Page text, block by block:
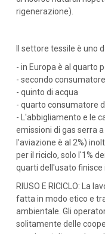
rigenerazione).
Il settore tessile è uno
- in Europa è al quarto
- secondo
- quinto di acqua
- quarto consumatore
- L'abbigliamento e le
emissioni di gas serra
l'aviazione è al 2%)
per il riciclo, solo l'1%
quarti dell'usato finisce
RIUSO E RICICLO: La
fatta in modo etico e
ambientale. Gli
solitamente delle